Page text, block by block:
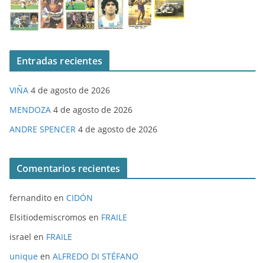
Entradas recientes
VIÑA 4 de agosto de 2026
MENDOZA 4 de agosto de 2026
ANDRE SPENCER 4 de agosto de 2026
Comentarios recientes
fernandito en CIDÓN
Elsitiodemiscromos en FRAILE
israel en FRAILE
unique en ALFREDO DI STÉFANO